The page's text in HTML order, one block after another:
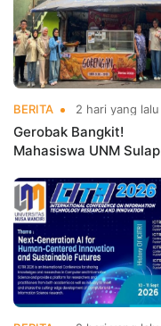
BERITA 2 hari yang lalu
Gerobak Bangkit!
Mahasiswa UNM Sulap
Menarik dan Laris